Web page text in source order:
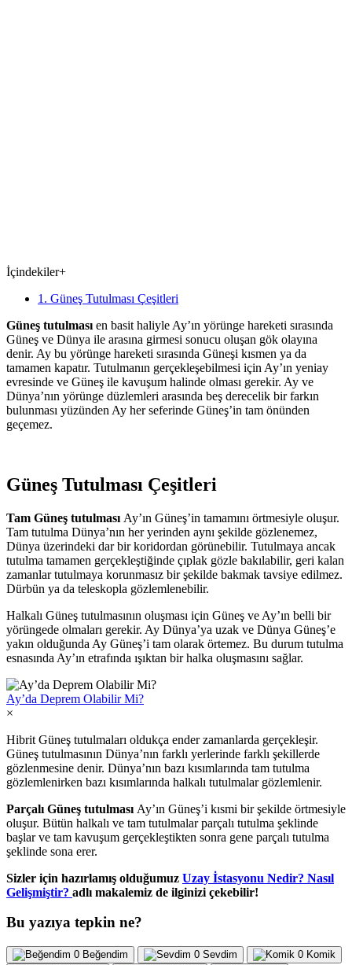
İçindekiler+
1. Güneş Tutulması Çeşitleri
Güneş tutulması en basit haliyle Ay’ın yörünge hareketi sırasında
Güneş ve Dünya ile arasına girmesi sonucu oluşan gök olayına
denir. Ay bu yörünge hareketi sırasında Güneşi kısmen ya da
tamamen kapatır. Tutulmanın gerçekleşebilmesi için Ay’ın yeniay
evresinde ve Güneş ile kavuşum halinde olması gerekir. Ay ve
Dünya’nın yörünge düzlemleri arasında beş derecelik bir farkın
bulunması yüzünden Ay her seferinde Güneş’in tam önünden
geçemez.
Güneş Tutulması Çeşitleri
Tam Güneş tutulması Ay’ın Güneş’in tamamını örtmesiyle oluşur.
Tam tutulma Dünya’nın her yerinden aynı şekilde gözlenemez,
Dünya üzerindeki dar bir koridordan görünebilir. Tutulmaya ancak
tutulma tamamen gerçekleştiğinde çıplak gözle bakılabilir, geri kalan
zamanlar tutulmaya korunmasız bir şekilde bakmak tavsiye edilmez.
Dürbün ya da teleskopla gözlemlenebilir.
Halkalı Güneş tutulmasının oluşması için Güneş ve Ay’ın belli bir
yörüngede olmaları gerekir. Ay Dünya’ya uzak ve Dünya Güneş’e
yakın olduğunda Ay Güneş’i tam olarak örtemez. Bu durum tutulma
esnasında Ay’ın etrafında ışıktan bir halka oluşmasını sağlar.
Ay’da Deprem Olabilir Mi?
×
Hibrit Güneş tutulmaları oldukça ender zamanlarda gerçekleşir.
Güneş tutulmasının Dünya’nın farklı yerlerinde farklı şekillerde
gözlenmesine denir. Dünya’nın bazı kısımlarında tam tutulma
gözlemlenirken bazı kısımlarında halkalı tutulmalar gözlemlenir.
Parçalı Güneş tutulması Ay’ın Güneş’i kısmi bir şekilde örtmesiyle
oluşur. Bütün halkalı ve tam tutulmalar parçalı tutulma şeklinde
başlar ve tam kavuşum gerçekleştikten sonra gene parçalı tutulma
şeklinde sona erer.
Sizler için hazırlamış olduğumuz Uzay İstasyonu Nedir? Nasıl
Gelişmiştir? adlı makalemiz de ilginizi çekebilir!
Bu yazıya tepkin ne?
0 Beğendim 0 Sevdim 0 Komik